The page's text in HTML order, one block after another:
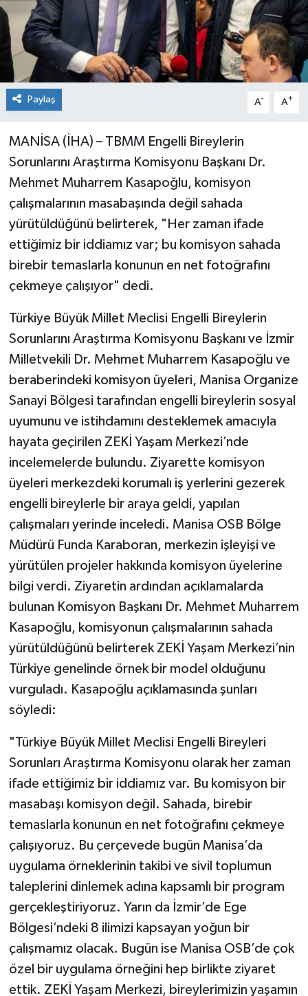
Paylaş A- A+
MANİSA (İHA) – TBMM Engelli Bireylerin
Sorunlarını Araştırma Komisyonu Başkanı Dr.
Mehmet Muharrem Kasapoğlu, komisyon
çalışmalarının masabaşında değil sahada
yürütüldüğünü belirterek, "Her zaman ifade
ettiğimiz bir iddiamız var; bu komisyon sahada
birebir temaslarla konunun en net fotoğrafını
çekmeye çalışıyor" dedi.
Türkiye Büyük Millet Meclisi Engelli Bireylerin
Sorunlarını Araştırma Komisyonu Başkanı ve İzmir
Milletvekili Dr. Mehmet Muharrem Kasapoğlu ve
beraberindeki komisyon üyeleri, Manisa Organize
Sanayi Bölgesi tarafından engelli bireylerin sosyal
uyumunu ve istihdamını desteklemek amacıyla
hayata geçirilen ZEKİ Yaşam Merkezi’nde
incelemelerde bulundu. Ziyarette komisyon
üyeleri merkezdeki korumalı iş yerlerini gezerek
engelli bireylerle bir araya geldi, yapılan
çalışmaları yerinde inceledi. Manisa OSB Bölge
Müdürü Funda Karaboran, merkezin işleyişi ve
yürütülen projeler hakkında komisyon üyelerine
bilgi verdi. Ziyaretin ardından açıklamalarda
bulunan Komisyon Başkanı Dr. Mehmet Muharrem
Kasapoğlu, komisyonun çalışmalarının sahada
yürütüldüğünü belirterek ZEKİ Yaşam Merkezi’nin
Türkiye genelinde örnek bir model olduğunu
vurguladı. Kasapoğlu açıklamasında şunları
söyledi:
"Türkiye Büyük Millet Meclisi Engelli Bireyleri
Sorunları Araştırma Komisyonu olarak her zaman
ifade ettiğimiz bir iddiamız var. Bu komisyon bir
masabaşı komisyon değil. Sahada, birebir
temaslarla konunun en net fotoğrafını çekmeye
çalışıyoruz. Bu çerçevede bugün Manisa’da
uygulama örneklerinin takibi ve sivil toplumun
taleplerini dinlemek adına kapsamlı bir program
gerçekleştiriyoruz. Yarın da İzmir’de Ege
Bölgesi’ndeki 8 ilimizi kapsayan yoğun bir
çalışmamız olacak. Bugün ise Manisa OSB’de çok
özel bir uygulama örneğini hep birlikte ziyaret
ettik. ZEKİ Yaşam Merkezi, bireylerimizin yaşamın